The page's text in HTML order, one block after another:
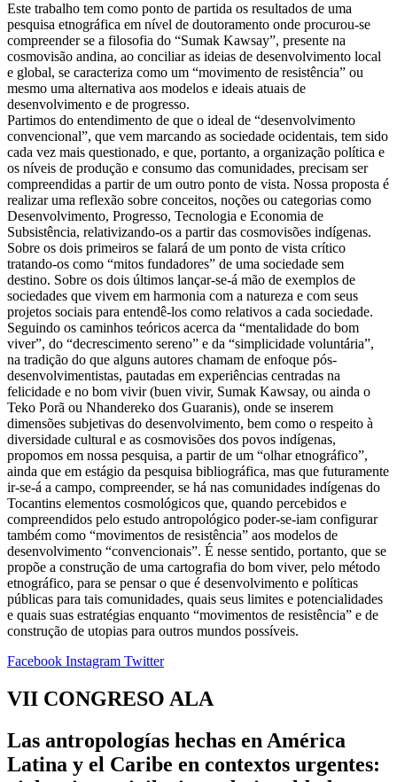
Este trabalho tem como ponto de partida os resultados de uma
pesquisa etnográfica em nível de doutoramento onde procurou-se
compreender se a filosofia do “Sumak Kawsay”, presente na
cosmovisão andina, ao conciliar as ideias de desenvolvimento local
e global, se caracteriza como um “movimento de resistência” ou
mesmo uma alternativa aos modelos e ideais atuais de
desenvolvimento e de progresso.
Partimos do entendimento de que o ideal de “desenvolvimento
convencional”, que vem marcando as sociedade ocidentais, tem sido
cada vez mais questionado, e que, portanto, a organização política e
os níveis de produção e consumo das comunidades, precisam ser
compreendidas a partir de um outro ponto de vista. Nossa proposta é
realizar uma reflexão sobre conceitos, noções ou categorias como
Desenvolvimento, Progresso, Tecnologia e Economia de
Subsistência, relativizando-os a partir das cosmovisões indígenas.
Sobre os dois primeiros se falará de um ponto de vista crítico
tratando-os como “mitos fundadores” de uma sociedade sem
destino. Sobre os dois últimos lançar-se-á mão de exemplos de
sociedades que vivem em harmonia com a natureza e com seus
projetos sociais para entendê-los como relativos a cada sociedade.
Seguindo os caminhos teóricos acerca da “mentalidade do bom
viver”, do “decrescimento sereno” e da “simplicidade voluntária”,
na tradição do que alguns autores chamam de enfoque pós-
desenvolvimentistas, pautadas em experiências centradas na
felicidade e no bom vivir (buen vivir, Sumak Kawsay, ou ainda o
Teko Porã ou Nhandereko dos Guaranis), onde se inserem
dimensões subjetivas do desenvolvimento, bem como o respeito à
diversidade cultural e as cosmovisões dos povos indígenas,
propomos em nossa pesquisa, a partir de um “olhar etnográfico”,
ainda que em estágio da pesquisa bibliográfica, mas que futuramente
ir-se-á a campo, compreender, se há nas comunidades indígenas do
Tocantins elementos cosmológicos que, quando percebidos e
compreendidos pelo estudo antropológico poder-se-iam configurar
também como “movimentos de resistência” aos modelos de
desenvolvimento “convencionais”. É nesse sentido, portanto, que se
propõe a construção de uma cartografia do bom viver, pelo método
etnográfico, para se pensar o que é desenvolvimento e políticas
públicas para tais comunidades, quais seus limites e potencialidades
e quais suas estratégias enquanto “movimentos de resistência” e de
construção de utopias para outros mundos possíveis.
Facebook Instagram Twitter
VII CONGRESO ALA
Las antropologías hechas en América
Latina y el Caribe en contextos urgentes: